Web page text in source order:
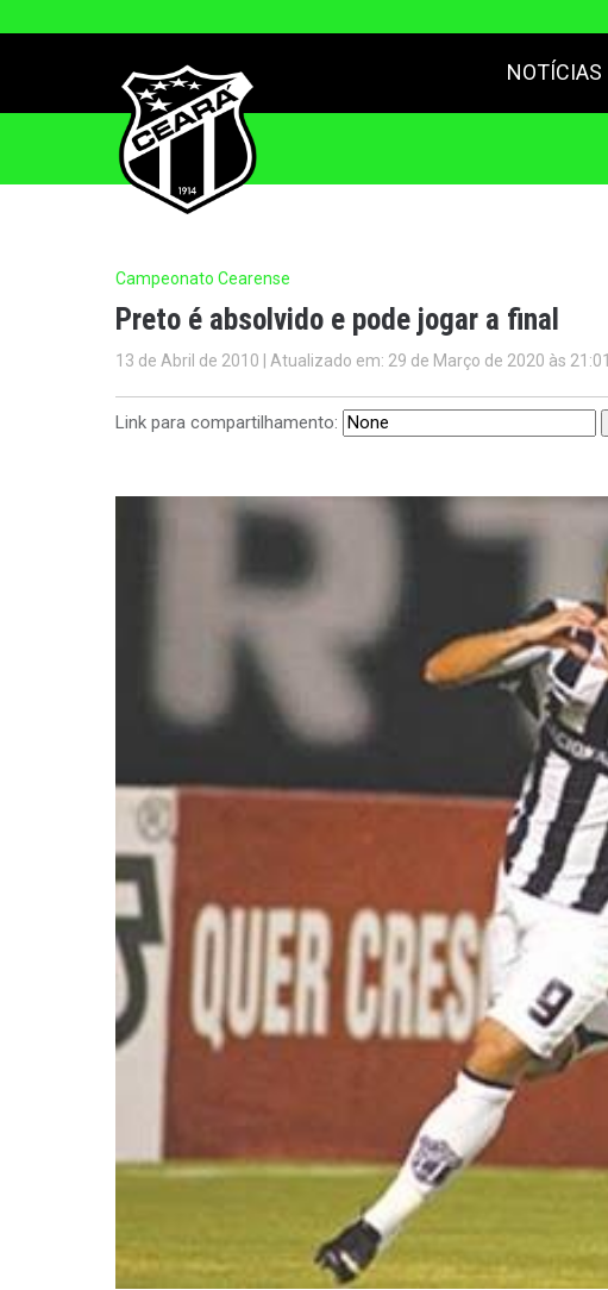
NOTÍCIAS
Campeonato Cearense
Preto é absolvido e pode jogar a final
13 de Abril de 2010 | Atualizado em: 29 de Março de 2020 às 21:01
Link para compartilhamento: